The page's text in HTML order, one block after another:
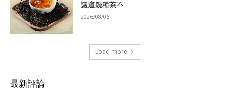
議這幾種茶不...
2026/08/06
Load more
最新評論